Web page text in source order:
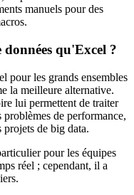
manuels pour des
qu'Excel ?
pour les grands ensembles
la meilleure alternative.
lui permettent de traiter
problèmes de performance,
de big data.
pour les équipes
réel ; cependant, il a